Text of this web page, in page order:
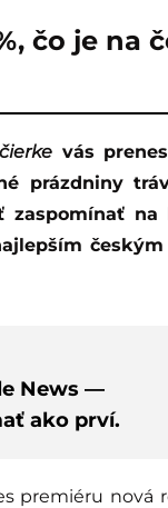
čo je na
vás
prázdniny
na
News —
ako prví.
premiéru nová